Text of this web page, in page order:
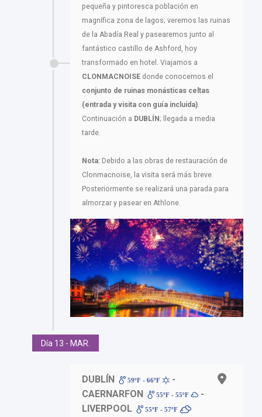
pequeña y pintoresca población en
magnífica zona de lagos; veremos las ruinas
de la Abadía Real y pasearemos junto al
fantástico castillo de Ashford, hoy
transformado en hotel. Viajamos a
CLONMACNOISE donde conocemos el
conjunto de ruinas monásticas celtas
(entrada y visita con guía incluida)
Continuación a DUBLÍN; llegada a media
tarde.
Nota: Debido a las obras de restauración de
Clonmacnoise, la visita será más breve.
Posteriormente se realizará una parada para
almorzar y pasear en Athlone.
Día 13 - MAR.
DUBLÍN 59ºF - 66ºF
-
CAERNARFON
55ºF - 55ºF
-
LIVERPOOL
55ºF - 57ºF